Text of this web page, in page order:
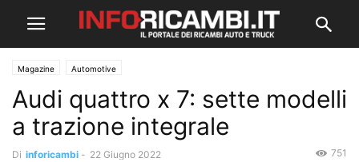
Magazine Automotive
Audi quattro x 7: sette modelli
a trazione integrale
Di inforicambi - 22 Giugno 2022 751